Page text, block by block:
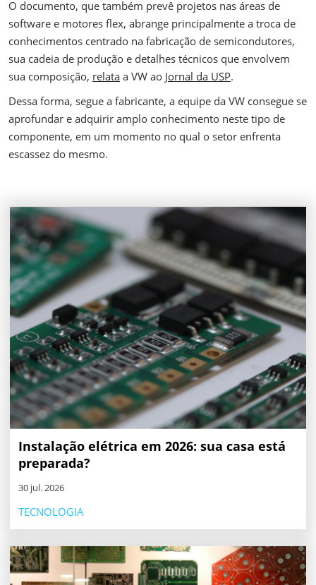
O documento, que também prevê projetos nas áreas de
software e motores flex, abrange principalmente a troca de
conhecimentos centrado na fabricação de semicondutores,
sua cadeia de produção e detalhes técnicos que envolvem
sua composição, relata a VW ao Jornal da USP.
Dessa forma, segue a fabricante, a equipe da VW consegue se
aprofundar e adquirir amplo conhecimento neste tipo de
componente, em um momento no qual o setor enfrenta
escassez do mesmo.
Instalação elétrica em 2026: sua casa está
preparada?
30 jul. 2026
TECNOLOGIA